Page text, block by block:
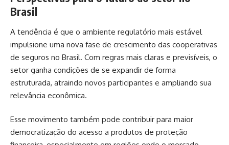
Brasil
A tendência é que o ambiente regulatório mais estável
impulsione uma nova fase de crescimento das cooperativas
de seguros no Brasil. Com regras mais claras e previsíveis, o
setor ganha condições de se expandir de forma
estruturada, atraindo novos participantes e ampliando sua
relevância econômica.
Esse movimento também pode contribuir para maior
democratização do acesso a produtos de proteção